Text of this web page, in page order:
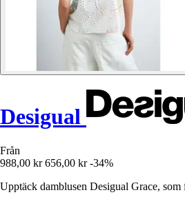
Desigual
Från
988,00 kr 656,00 kr -34%
Upptäck damblusen Desigual Grace,